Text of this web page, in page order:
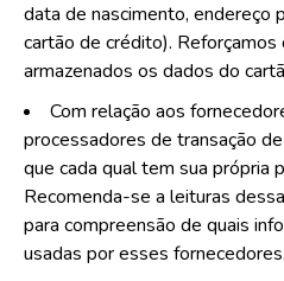
data de nascimento, endereço
cartão de crédito).
armazenados os dados do
Com relação aos
processadores de transação
que cada qual tem sua própria
Recomenda-se a leituras
para compreensão de quais
usadas por esses fornecedores.